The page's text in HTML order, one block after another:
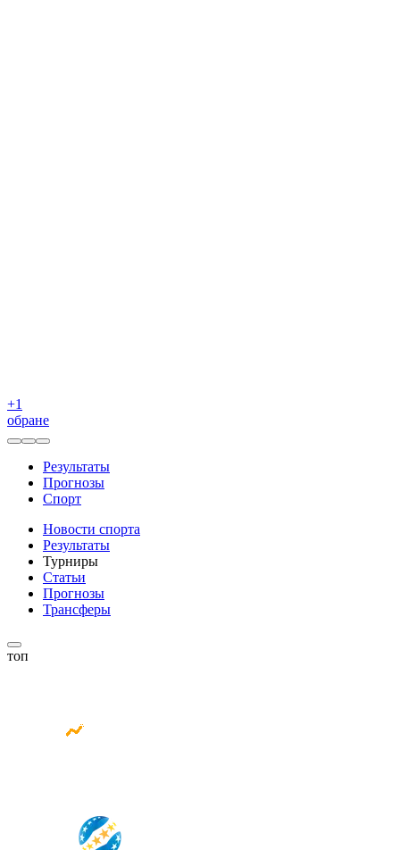
+1
обране
Результаты
Прогнозы
Спорт
Новости спорта
Результаты
Турниры
Статьи
Прогнозы
Трансферы
топ